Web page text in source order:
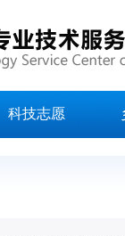
科技志愿